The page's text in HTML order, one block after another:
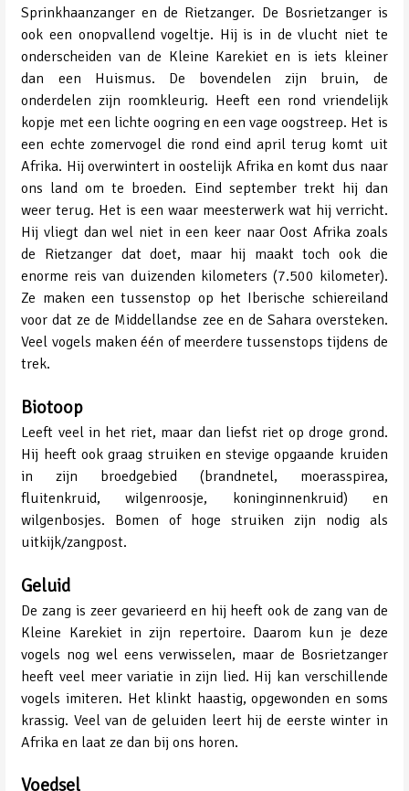
Sprinkhaanzanger en de Rietzanger. De Bosrietzanger is
ook een onopvallend vogeltje. Hij is in de vlucht niet te
onderscheiden van de Kleine Karekiet en is iets kleiner
dan een Huismus. De bovendelen zijn bruin, de
onderdelen zijn roomkleurig. Heeft een rond vriendelijk
kopje met een lichte oogring en een vage oogstreep. Het is
een echte zomervogel die rond eind april terug komt uit
Afrika. Hij overwintert in oostelijk Afrika en komt dus naar
ons land om te broeden. Eind september trekt hij dan
weer terug. Het is een waar meesterwerk wat hij verricht.
Hij vliegt dan wel niet in een keer naar Oost Afrika zoals
de Rietzanger dat doet, maar hij maakt toch ook die
enorme reis van duizenden kilometers (7.500 kilometer).
Ze maken een tussenstop op het Iberische schiereiland
voor dat ze de Middellandse zee en de Sahara oversteken.
Veel vogels maken één of meerdere tussenstops tijdens de
trek.
Biotoop
Leeft veel in het riet, maar dan liefst riet op droge grond.
Hij heeft ook graag struiken en stevige opgaande kruiden
in zijn broedgebied (brandnetel, moerasspirea,
fluitenkruid, wilgenroosje, koninginnenkruid) en
wilgenbosjes. Bomen of hoge struiken zijn nodig als
uitkijk/zangpost.
Geluid
De zang is zeer gevarieerd en hij heeft ook de zang van de
Kleine Karekiet in zijn repertoire. Daarom kun je deze
vogels nog wel eens verwisselen, maar de Bosrietzanger
heeft veel meer variatie in zijn lied. Hij kan verschillende
vogels imiteren. Het klinkt haastig, opgewonden en soms
krassig. Veel van de geluiden leert hij de eerste winter in
Afrika en laat ze dan bij ons horen.
Voedsel